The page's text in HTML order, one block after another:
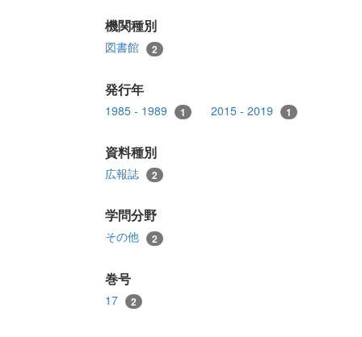
機関種別
図書館 2
発行年
1985 - 1989 1 2015 - 2019 1
資料種別
広報誌 2
学問分野
その他 2
巻号
17 2